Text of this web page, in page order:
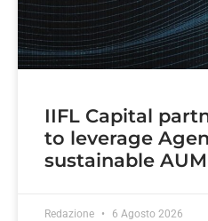
IIFL Capital
to leverage
sustainable
Redazione 6 Agosto 2026